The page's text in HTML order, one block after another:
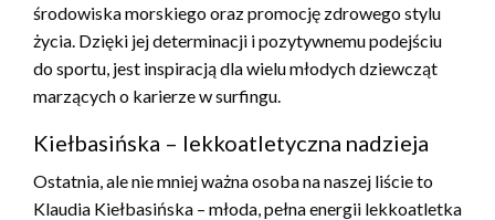
środowiska morskiego oraz promocję zdrowego stylu
życia. Dzięki jej determinacji i pozytywnemu podejściu
do sportu, jest inspiracją dla wielu młodych dziewcząt
marzących o karierze w surfingu.
Kiełbasińska – lekkoatletyczna nadzieja
Ostatnia, ale nie mniej ważna osoba na naszej liście to
Klaudia Kiełbasińska – młoda, pełna energii lekkoatletka